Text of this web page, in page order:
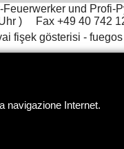
und Profi-
) Fax +49 40 742
fişek gösterisi -
navigazione Internet.